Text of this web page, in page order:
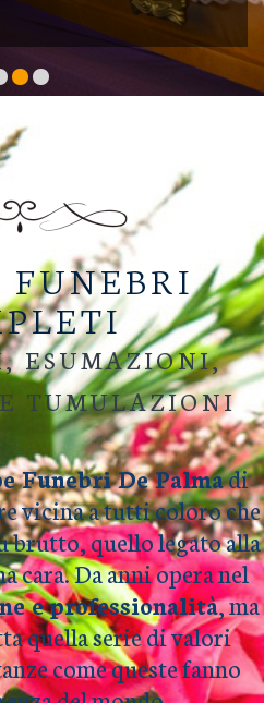
FUNEBRI
ESUMAZIONI,
TUMULAZIONI
Funebri De Palmadi
vicina a tutti coloro che
brutto, quello legato alla
cara. Da anni opera nel
e professionalità, ma
quella serie di valori
come queste fanno